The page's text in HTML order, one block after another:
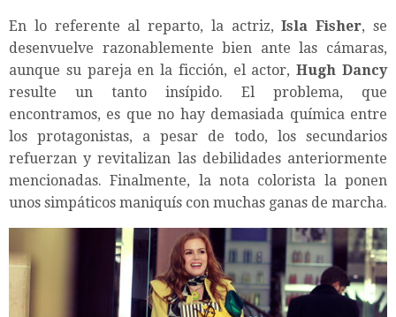
En lo referente al reparto, la actriz,Isla Fisher, se
desenvuelve razonablemente bien ante las cámaras,
aunque su pareja en la ficción, el actor,Hugh Dancy
resulte un tanto insípido. El problema, que
encontramos, es que no hay demasiada química entre
los protagonistas, a pesar de todo, los secundarios
refuerzan y revitalizan las debilidades anteriormente
mencionadas. Finalmente, la nota colorista la ponen
unos simpáticos maniquís con muchas ganas de marcha.